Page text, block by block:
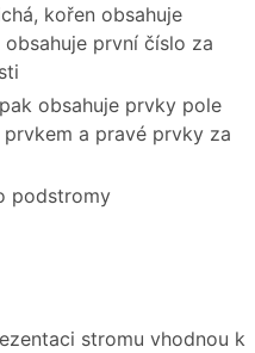
kořen obsahuje
první číslo za
obsahuje prvky pole
a pravé prvky za
podstromy
stromu vhodnou k